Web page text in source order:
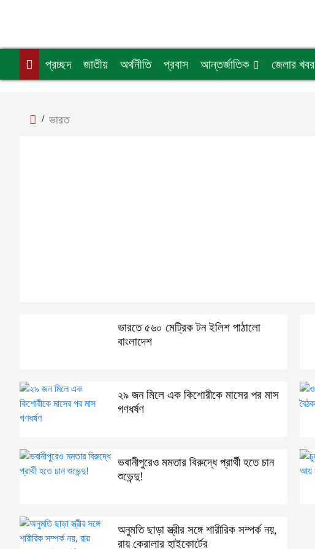
প্রচ্ছদ জাতীয় অর্থনীতি প্রবাস আন্তর্জাতিক জেলার খবর
/ ভারত
ভারতে ৫৬০ মেট্রিক টন ইলিশ পাঠালো
বাংলাদেশ
২৯ জন মিলে এক কিশোরীকে মাসের পর মাস
গণধর্ষণ
ভবানীপুরেও মমতার বিরুদ্ধে প্রার্থী হতে চান
শুভেন্দু!
অনুমতি ছাড়া স্ত্রীর সঙ্গে শারীরিক সম্পর্ক নয়,
রায় কেরালার হাইকোর্টের